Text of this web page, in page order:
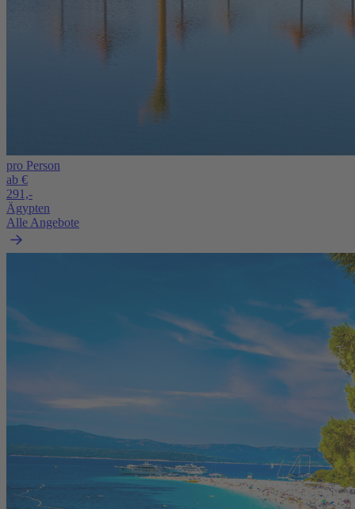
pro Person
ab €
291,-
Ägypten
Alle Angebote